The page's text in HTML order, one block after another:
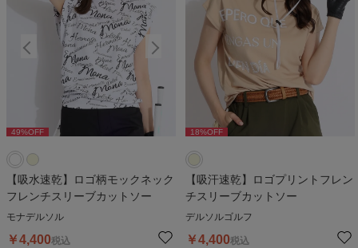
49%OFF %OFF
【吸水速乾】ロゴ柄モックネック
フレンチスリーブカットソー
モナデルソル
￥4,400税込
18%OFF
【吸汗速乾】ロゴプリントフレン
チスリーブカットソー
デルソルゴルフ
￥4,400税込